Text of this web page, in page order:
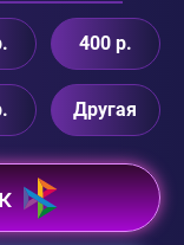
400 р.
Другая